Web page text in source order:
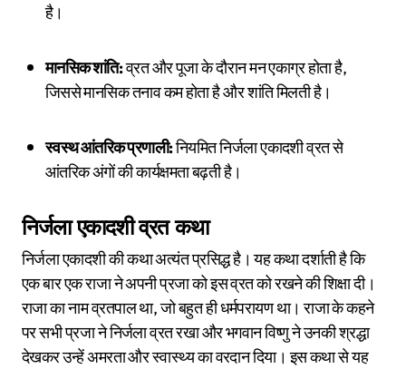
है।
मानसिक शांति:व्रत और पूजा के दौरान मन एकाग्र होता है,
जिससे मानसिक तनाव कम होता है और शांति मिलती है।
स्वस्थ आंतरिक प्रणाली:नियमित निर्जला एकादशी व्रत से
आंतरिक अंगों की कार्यक्षमता बढ़ती है।
निर्जला एकादशी व्रत कथा
निर्जला एकादशी की कथा अत्यंत प्रसिद्ध है। यह कथा दर्शाती है कि
एक बार एक राजा ने अपनी प्रजा को इस व्रत को रखने की शिक्षा दी।
राजा का नाम व्रतपाल था, जो बहुत ही धर्मपरायण था। राजा के कहने
पर सभी प्रजा ने निर्जला व्रत रखा और भगवान विष्णु ने उनकी श्रद्धा
देखकर उन्हें अमरता और स्वास्थ्य का वरदान दिया। इस कथा से यह